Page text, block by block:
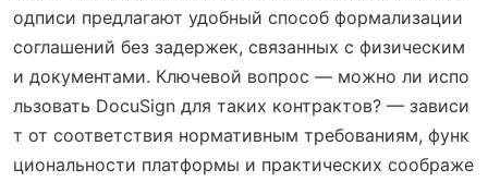
одписи предлагают удобный способ формализации
соглашений без задержек, связанных с физическим
и документами. Ключевой вопрос — можно ли испо
льзовать DocuSign для таких контрактов? — зависи
т от соответствия нормативным требованиям, функ
циональности платформы и практических соображе